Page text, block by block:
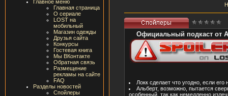
Главное меню
Главная страница
О сериале
LOST на
мобильный
Магазин одежды
Друзья сайта
Конкурсы
Гостевая книга
Мы ВКонтакте
Обратная связь
Размещение
рекламы на сайте
FAQ
Разделы новостей
Спойлеры
Официальный подкаст от
Локк сделает что угодно, если
Альберт, возможно, пытается
особенный, так как немедленно